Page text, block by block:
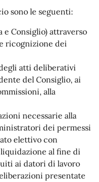
sono le seguenti:
Consiglio) attraverso
ricognizione dei
atti deliberativi
del Consiglio, ai
alla
necessarie alla
dei permessi
elettivo con
al fine di
ai datori di lavoro
presentate